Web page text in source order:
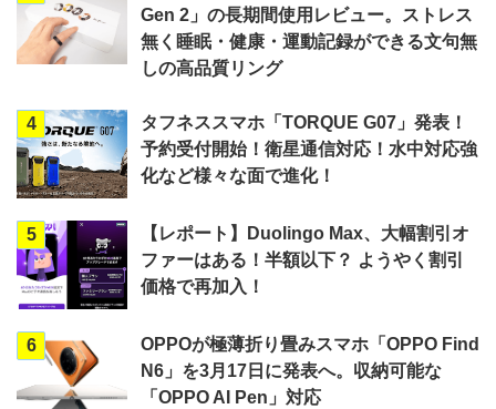
Gen 2」の長期間使用レビュー。ストレス
無く睡眠・健康・運動記録ができる文句無
しの高品質リング
4
タフネススマホ「TORQUE G07」発表！
予約受付開始！衛星通信対応！水中対応強
化など様々な面で進化！
5
【レポート】Duolingo Max、大幅割引オ
ファーはある！半額以下？ ようやく割引
価格で再加入！
6
OPPOが極薄折り畳みスマホ「OPPO Find
N6」を3月17日に発表へ。収納可能な
「OPPO AI Pen」対応